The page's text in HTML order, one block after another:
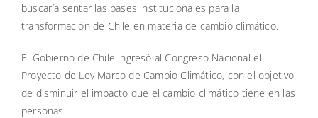
buscaría sentar las bases institucionales para la
transformación de Chile en materia de cambio climático.
El Gobierno de Chile ingresó al Congreso Nacional el
Proyecto de Ley Marco de Cambio Climático, con el objetivo
de disminuir el impacto que el cambio climático tiene en las
personas.